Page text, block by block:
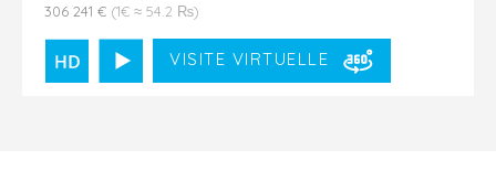
306 241 € (1€ ≈ 54.2 ₨)
VISITE VIRTUELLE